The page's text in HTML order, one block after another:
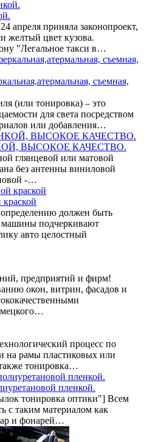
апреля приняла законопроект,
желтый цвет кузова.
"Легальное такси в…
съемная,
(или тонировка) – это
для света посредством
или добавления…
ВЫСОКОЕ КАЧЕСТВО.
глянцевой или матовой
без антенны виниловой
-…
должен быть
машины подчеркивают
авто целостный
предприятий и фирм!
окон, витрин, фасадов и
процесс по
на рамы пластиковых или
тонировка…
пленкой.
тонировка оптики"] Всем
с таким материалом как
и фонарей…